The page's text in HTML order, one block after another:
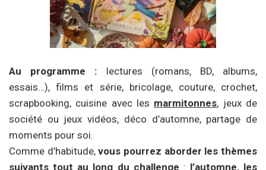
Au programme : lectures (romans, BD, albums,
essais…), films et série, bricolage, couture, crochet,
scrapbooking, cuisine avec les marmitonnes, jeux de
société ou jeux vidéos, déco d’automne, partage de
moments pour soi.
Comme d’habitude,vous pourrez aborder les thèmes
suivants tout au long du challenge : l’automne, les